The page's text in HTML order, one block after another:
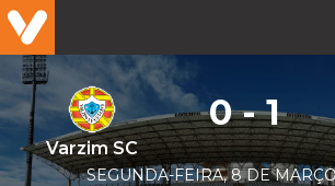
Varzim SC
0 - 1
SEGUNDA-FEIRA, 8 DE